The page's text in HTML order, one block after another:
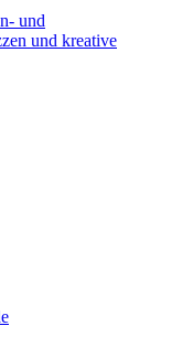
und
und kreative